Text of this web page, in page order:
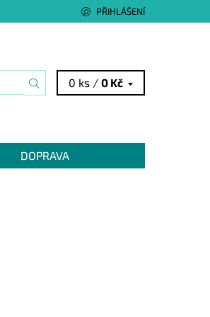
PŘIHLÁŠENÍ
0 ks /0 Kč
DOPRAVA